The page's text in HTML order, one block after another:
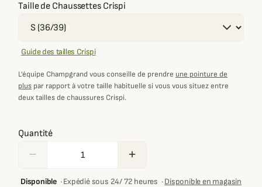
Taille de Chaussettes Crispi
Guide des tailles Crispi
L’équipe Champgrand vous conseille de prendre une pointure de
plus par rapport à votre taille habituelle si vous vous situez entre
deux tailles de chaussures Crispi.
Quantité
remove add
Disponible·Expédié sous 24/ 72 heures ·Disponible en magasin